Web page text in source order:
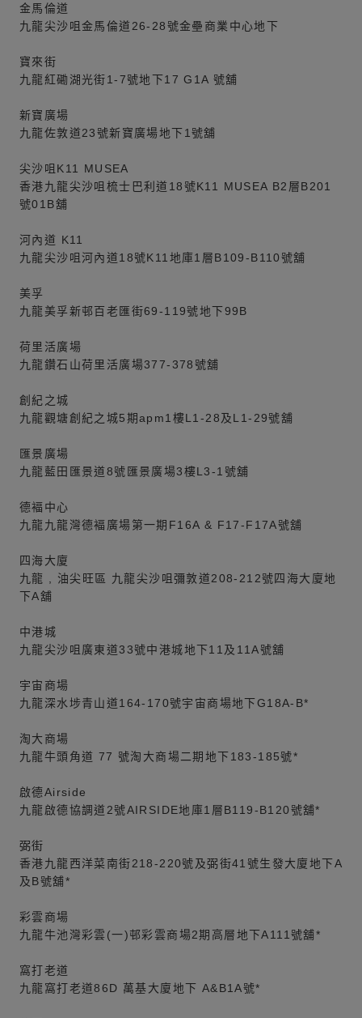
金馬倫道
九龍尖沙咀金馬倫道26-28號金壘商業中心地下
寶來街
九龍紅磡湖光街1-7號地下17 G1A 號舖
新寶廣場
九龍佐敦道23號新寶廣場地下1號舖
尖沙咀K11 MUSEA
香港九龍尖沙咀梳士巴利道18號K11 MUSEA B2層B201
號01B舖
河內道 K11
九龍尖沙咀河內道18號K11地庫1層B109-B110號舖
美孚
九龍美孚新邨百老匯街69-119號地下99B
荷里活廣場
九龍鑽石山荷里活廣場377-378號舖
創紀之城
九龍觀塘創紀之城5期apm1樓L1-28及L1-29號舖
匯景廣場
九龍藍田匯景道8號匯景廣場3樓L3-1號舖
德褔中心
九龍九龍灣德褔廣場第一期F16A & F17-F17A號舖
四海大廈
九龍 , 油尖旺區 九龍尖沙咀彌敦道208-212號四海大廈地
下A舖
中港城
九龍尖沙咀廣東道33號中港城地下11及11A號舖
宇宙商場
九龍深水埗青山道164-170號宇宙商場地下G18A-B*
淘大商場
九龍牛頭角道 77 號淘大商場二期地下183-185號*
啟德Airside
九龍啟德協調道2號AIRSIDE地庫1層B119-B120號舖*
弼街
香港九龍西洋菜南街218-220號及弼街41號生發大廈地下A
及B號舖*
彩雲商場
九龍牛池灣彩雲(一)邨彩雲商場2期高層地下A111號舖*
窩打老道
九龍窩打老道86D 萬基大廈地下 A&B1A號*